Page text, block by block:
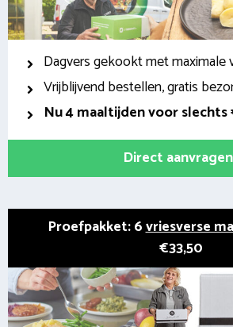
Dagvers gekookt met maximale
Vrijblijvend bestellen, gratis
Nu4 maaltijden voor slechts
Direct aanvragen
Proefpakket: 6vriesverse
€33,50